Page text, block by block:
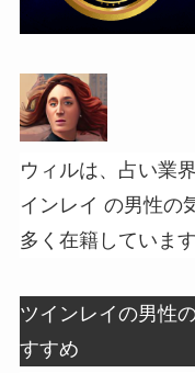
ウィルは、占い業
インレイ の男性の
多く在籍しています
ツインレイの男性
すすめ